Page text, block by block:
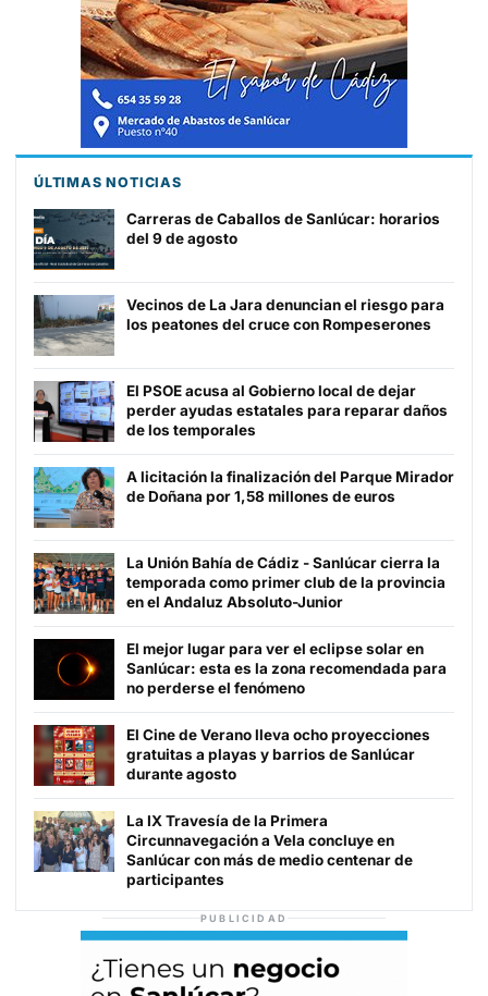
ÚLTIMAS NOTICIAS
Carreras de Caballos de Sanlúcar: horarios
del 9 de agosto
Vecinos de La Jara denuncian el riesgo para
los peatones del cruce con Rompeserones
El PSOE acusa al Gobierno local de dejar
perder ayudas estatales para reparar daños
de los temporales
A licitación la finalización del Parque Mirador
de Doñana por 1,58 millones de euros
La Unión Bahía de Cádiz - Sanlúcar cierra la
temporada como primer club de la provincia
en el Andaluz Absoluto-Junior
El mejor lugar para ver el eclipse solar en
Sanlúcar: esta es la zona recomendada para
no perderse el fenómeno
El Cine de Verano lleva ocho proyecciones
gratuitas a playas y barrios de Sanlúcar
durante agosto
La IX Travesía de la Primera
Circunnavegación a Vela concluye en
Sanlúcar con más de medio centenar de
participantes
PUBLICIDAD